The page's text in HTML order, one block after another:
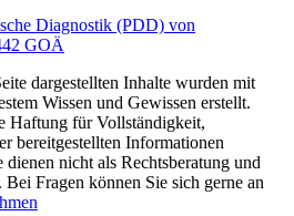
Diagnostik (PDD) von
GOÄ
dargestellten Inhalte wurden mit
Wissen und Gewissen erstellt.
Haftung für Vollständigkeit,
bereitgestellten Informationen
nicht als Rechtsberatung und
Fragen können Sie sich gerne an